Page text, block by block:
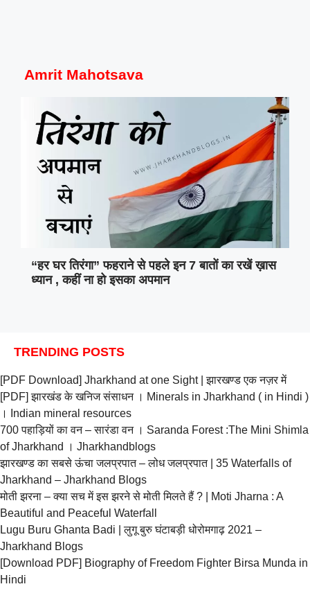
Amrit Mahotsava
“हर घर तिरंगा” फहराने से पहले इन 7 बातों का रखें ख़ास
ध्यान , कहीं ना हो इसका अपमान
TRENDING POSTS
[PDF Download] Jharkhand at one Sight | झारखण्ड एक नज़र में
[PDF] झारखंड के खनिज संसाधन । Minerals in Jharkhand ( in Hindi )
। Indian mineral resources
700 पहाड़ियों का वन – सारंडा वन । Saranda Forest :The Mini Shimla
of Jharkhand । Jharkhandblogs
झारखण्ड का सबसे ऊंचा जलप्रपात – लोध जलप्रपात | 35 Waterfalls of
Jharkhand – Jharkhand Blogs
मोती झरना – क्या सच में इस झरने से मोती मिलते हैं ? | Moti Jharna : A
Beautiful and Peaceful Waterfall
Lugu Buru Ghanta Badi | लुगू बुरु घंटाबड़ी धोरोमगाढ़ 2021 –
Jharkhand Blogs
[Download PDF] Biography of Freedom Fighter Birsa Munda in
Hindi